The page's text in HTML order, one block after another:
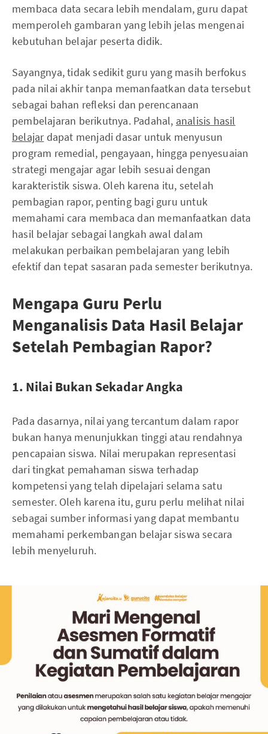
membaca data secara lebih mendalam, guru dapat
memperoleh gambaran yang lebih jelas mengenai
kebutuhan belajar peserta didik.
Sayangnya, tidak sedikit guru yang masih berfokus
pada nilai akhir tanpa memanfaatkan data tersebut
sebagai bahan refleksi dan perencanaan
pembelajaran berikutnya. Padahal, analisis hasil
belajardapat menjadi dasar untuk menyusun
program remedial, pengayaan, hingga penyesuaian
strategi mengajar agar lebih sesuai dengan
karakteristik siswa. Oleh karena itu, setelah
pembagian rapor, penting bagi guru untuk
memahami cara membaca dan memanfaatkan data
hasil belajar sebagai langkah awal dalam
melakukan perbaikan pembelajaran yang lebih
efektif dan tepat sasaran pada semester berikutnya.
Mengapa Guru Perlu
Menganalisis Data Hasil Belajar
Setelah Pembagian Rapor?
1. Nilai Bukan Sekadar Angka
Pada dasarnya, nilai yang tercantum dalam rapor
bukan hanya menunjukkan tinggi atau rendahnya
pencapaian siswa. Nilai merupakan representasi
dari tingkat pemahaman siswa terhadap
kompetensi yang telah dipelajari selama satu
semester. Oleh karena itu, guru perlu melihat nilai
sebagai sumber informasi yang dapat membantu
memahami perkembangan belajar siswa secara
lebih menyeluruh.